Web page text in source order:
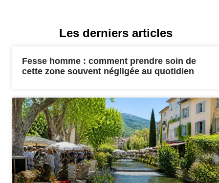
Les derniers articles
Fesse homme : comment prendre soin de
cette zone souvent négligée au quotidien